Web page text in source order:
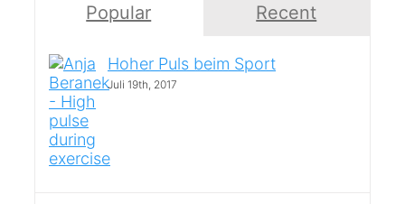
Popular Recent
Hoher Puls beim Sport
Juli 19th, 2017